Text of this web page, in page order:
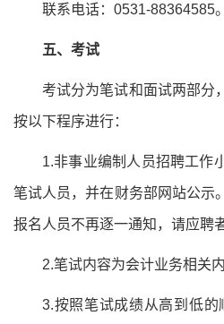
联系电话：0531-88364585。
五、考试
考试分为笔试和面试两部分
按以下程序进行：
1.非事业编制人员招聘工作
笔试人员，并在财务部网站公示
报名人员不再逐一通知，请应聘
2.笔试内容为会计业务相关内
3.按照笔试成绩从高到低